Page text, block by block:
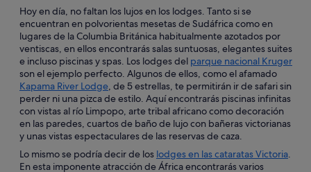
Hoy en día, no faltan los lujos en los lodges. Tanto si se
encuentran en polvorientas mesetas de Sudáfrica como en
lugares de la Columbia Británica habitualmente azotados por
ventiscas, en ellos encontrarás salas suntuosas, elegantes suites
e incluso piscinas y spas. Los lodges del parque nacional Kruger
son el ejemplo perfecto. Algunos de ellos, como el afamado
Kapama River Lodge, de 5 estrellas, te permitirán ir de safari sin
perder ni una pizca de estilo. Aquí encontrarás piscinas infinitas
con vistas al río Limpopo, arte tribal africano como decoración
en las paredes, cuartos de baño de lujo con bañeras victorianas
y unas vistas espectaculares de las reservas de caza.
Lo mismo se podría decir de los lodges en las cataratas Victoria.
En esta imponente atracción de África encontrarás varios